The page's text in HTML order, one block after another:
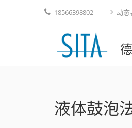
18566398802 动态
液体鼓泡